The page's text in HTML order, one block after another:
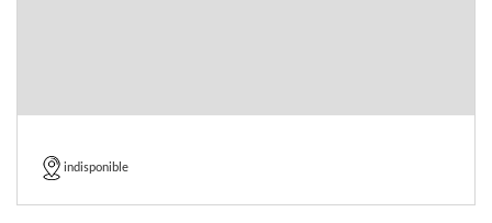
indisponible